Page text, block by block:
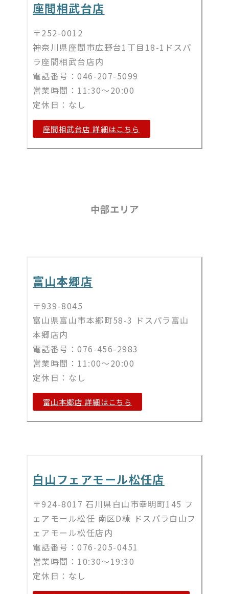
座間相武台店
〒252-0012
神奈川県座間市広野台1丁目18-1ドスパ
ラ座間相武台店内
電話番号：046-207-5099
営業時間：11:30～20:00
定休日：なし
座間相武台店 詳細はこちら
中部エリア
富山本郷店
〒939-8045
富山県富山市本郷町58-3 ドスパラ富山
本郷店内
電話番号：076-456-2983
営業時間：11:00～20:00
定休日：なし
富山本郷店 詳細はこちら
白山フェアモール松任店
〒924-8017 石川県白山市幸明町145 フ
ェアモール松任 南区D棟 ドスパラ白山フ
ェアモール松任店内
電話番号：076-205-0451
営業時間：10:30～19:30
定休日：なし